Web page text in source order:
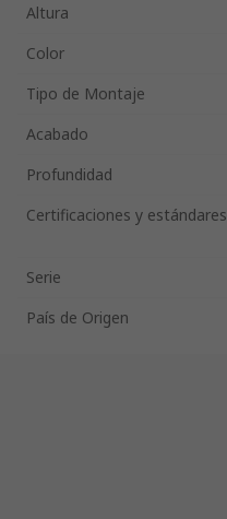
Altura
Color
Tipo de Montaje
Acabado
Profundidad
Certificaciones y estándares
Serie
País de Origen